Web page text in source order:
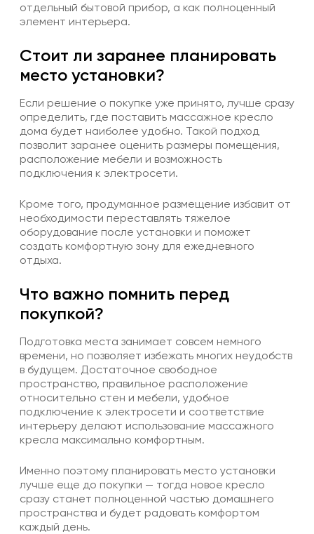
отдельный бытовой прибор, а как полноценный
элемент интерьера.
Стоит ли заранее планировать
место установки?
Если решение о покупке уже принято, лучше сразу
определить, где поставить массажное кресло
дома будет наиболее удобно. Такой подход
позволит заранее оценить размеры помещения,
расположение мебели и возможность
подключения к электросети.
Кроме того, продуманное размещение избавит от
необходимости переставлять тяжелое
оборудование после установки и поможет
создать комфортную зону для ежедневного
отдыха.
Что важно помнить перед
покупкой?
Подготовка места занимает совсем немного
времени, но позволяет избежать многих неудобств
в будущем. Достаточное свободное
пространство, правильное расположение
относительно стен и мебели, удобное
подключение к электросети и соответствие
интерьеру делают использование массажного
кресла максимально комфортным.
Именно поэтому планировать место установки
лучше еще до покупки — тогда новое кресло
сразу станет полноценной частью домашнего
пространства и будет радовать комфортом
каждый день.